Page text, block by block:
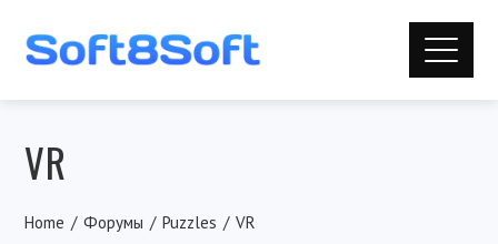
VR
Home Форумы Puzzles VR